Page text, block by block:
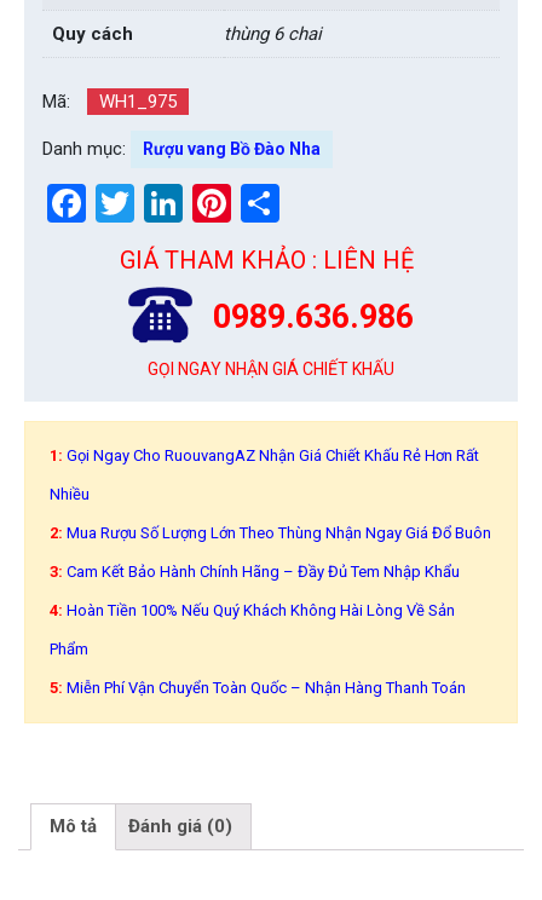
Quy cách thùng 6 chai
Mã: WH1_975
Danh mục: Rượu vang Bồ Đào Nha
Facebook
Twitter
LinkedIn
Pinterest
GIÁ THAM KHẢO : LIÊN HỆ
0989.636.986
GỌI NGAY NHẬN GIÁ CHIẾT KHẤU
1: Gọi Ngay Cho RuouvangAZ Nhận Giá Chiết Khấu Rẻ Hơn Rất
Nhiều
2: Mua Rượu Số Lượng Lớn Theo Thùng Nhận Ngay Giá Đổ Buôn
3: Cam Kết Bảo Hành Chính Hãng – Đầy Đủ Tem Nhập Khẩu
4: Hoàn Tiền 100% Nếu Quý Khách Không Hài Lòng Về Sản
Phẩm
5: Miễn Phí Vận Chuyển Toàn Quốc – Nhận Hàng Thanh Toán
Mô tả Đánh giá (0)